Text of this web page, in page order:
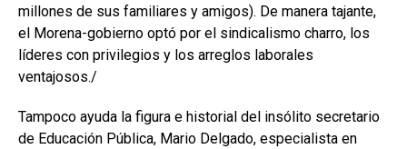
millones de sus familiares y amigos). De manera tajante,
el Morena-gobierno optó por el sindicalismo charro, los
líderes con privilegios y los arreglos laborales
ventajosos./
Tampoco ayuda la figura e historial del insólito secretario
de Educación Pública, Mario Delgado, especialista en